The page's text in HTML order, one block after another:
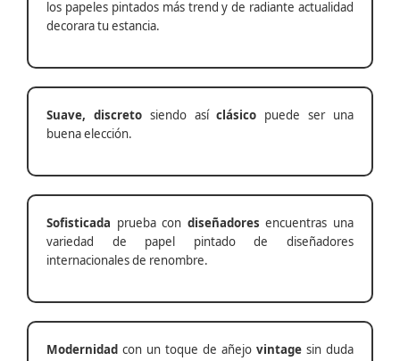
los papeles pintados más trend y de radiante actualidad
decorara tu estancia.
Suave, discretosiendo asíclásico puede ser una
buena elección.
Sofisticada prueba con diseñadores encuentras una
variedad de papel pintado de diseñadores
internacionales de renombre.
Modernidad con un toque de añejo vintage sin duda